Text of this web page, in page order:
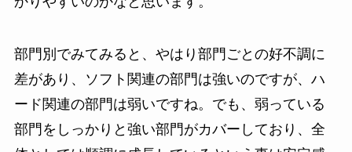
部門別でみてみると、やはり部門ごとの好不調に
差があり、ソフト関連の部門は強いのですが、ハ
ード関連の部門は弱いですね。でも、弱っている
部門をしっかりと強い部門がカバーしており、全